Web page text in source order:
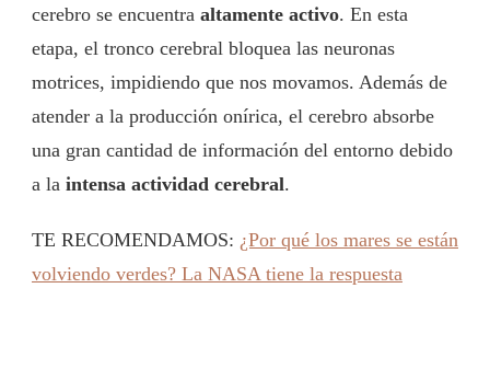
cerebro se encuentra altamente activo. En esta
etapa, el tronco cerebral bloquea las neuronas
motrices, impidiendo que nos movamos. Además de
atender a la producción onírica, el cerebro absorbe
una gran cantidad de información del entorno debido
a la intensa actividad cerebral.
TE RECOMENDAMOS: ¿Por qué los mares se están
volviendo verdes? La NASA tiene la respuesta